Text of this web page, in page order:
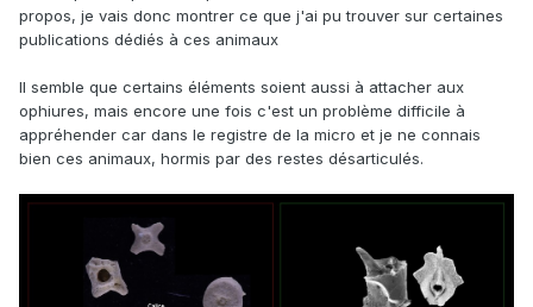
propos, je vais donc montrer ce que j'ai pu trouver sur certaines
publications dédiés à ces animaux
Il semble que certains éléments soient aussi à attacher aux
ophiures, mais encore une fois c'est un problème difficile à
appréhender car dans le registre de la micro et je ne connais
bien ces animaux, hormis par des restes désarticulés.